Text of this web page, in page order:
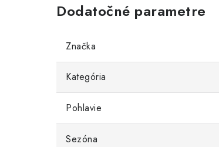
Dodatočné parametre
Značka
Kategória
Pohlavie
Sezóna